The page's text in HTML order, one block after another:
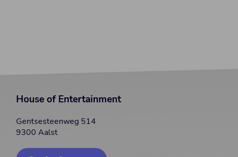
House of Entertainment
Gentsesteenweg 514
9300 Aalst